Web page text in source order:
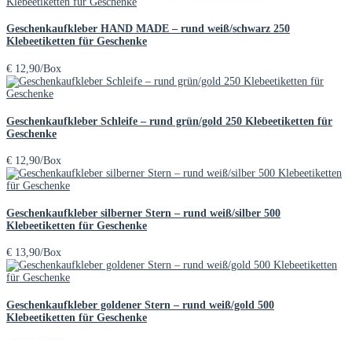
Geschenkaufkleber HAND MADE – rund weiß/schwarz 250
Klebeetiketten für Geschenke
€ 12,90/Box
Geschenkaufkleber Schleife – rund grün/gold 250 Klebeetiketten für
Geschenke
€ 12,90/Box
Geschenkaufkleber silberner Stern – rund weiß/silber 500
Klebeetiketten für Geschenke
€ 13,90/Box
Geschenkaufkleber goldener Stern – rund weiß/gold 500
Klebeetiketten für Geschenke